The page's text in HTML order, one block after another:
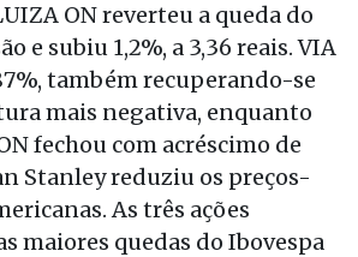
ON reverteu a queda do
e subiu 1,2%, a 3,36 reais. VIA
também recuperando-se
mais negativa, enquanto
fechou com acréscimo de
Stanley reduziu os preços-
As três ações
maiores quedas do Ibovespa